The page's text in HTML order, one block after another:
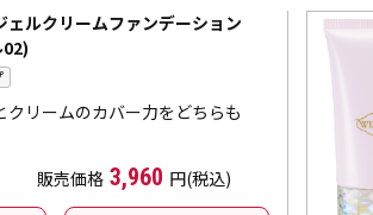
ェルクリームファンデーション
クリームのカバー力をどちらも
販売価格 3,960 円(税込)